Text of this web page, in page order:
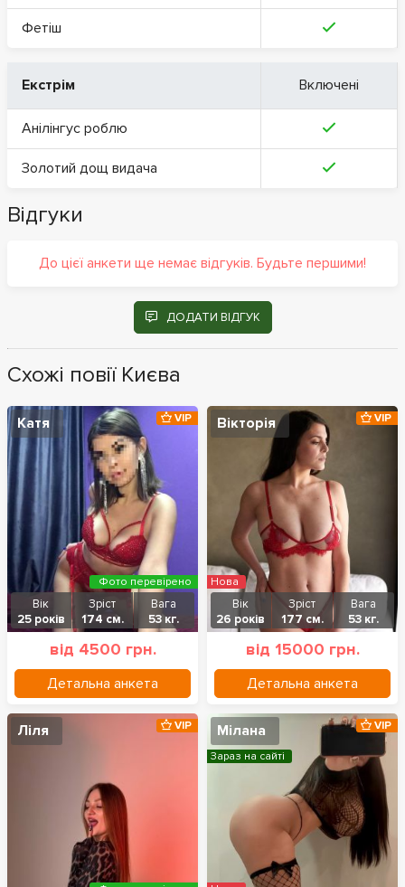
Фетіш
Екстрім Включені
Анілінгус роблю
Золотий дощ видача
Відгуки
До цієї анкети ще немає відгуків. Будьте першими!
ДОДАТИ ВІДГУК
Схожі повії Києва
Катя
Вік
25 років
Зріст
174 см.
Вага
53 кг.
від 4500 грн.
Детальна анкета
VIP
Фото перевірено
Вікторія
Вік
26 років
Зріст
177 см.
Вага
53 кг.
від 15000 грн.
Детальна анкета
VIP
Нова
Ліля VIP Мілана VIP
Зараз на сайті